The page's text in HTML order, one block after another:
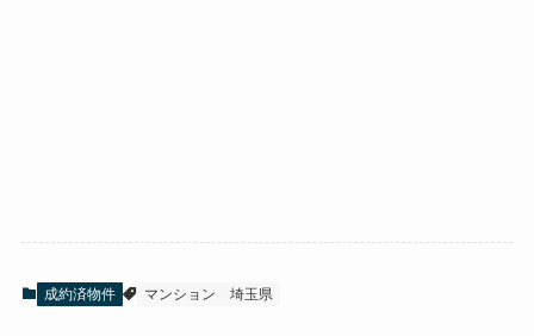
成約済物件 マンション 埼玉県